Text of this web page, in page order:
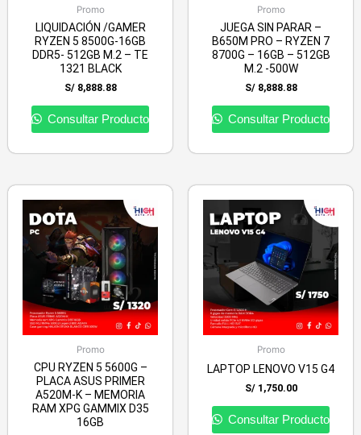
Promo
LIQUIDACIÓN /GAMER
RYZEN 5 8500G-16GB
DDR5- 512GB M.2 – TE
1321 BLACK
S/8,888.88
Consultar Producto
Promo
JUEGA SIN PARAR –
B650M PRO – RYZEN 7
8700G – 16GB – 512GB
M.2 -500W
S/8,888.88
Consultar Producto
Promo
CPU RYZEN 5 5600G –
PLACA ASUS PRIMER
A520M-K – MEMORIA
RAM XPG GAMMIX D35
16GB
Promo
LAPTOP LENOVO V15 G4
S/1,750.00
Consultar Producto